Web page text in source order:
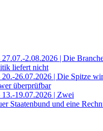
2.08.2026 | Die
liefert nicht
26.07.2026 | Die Spitze
überprüfbar
19.07.2026 | Zwei
Staatenbund und eine